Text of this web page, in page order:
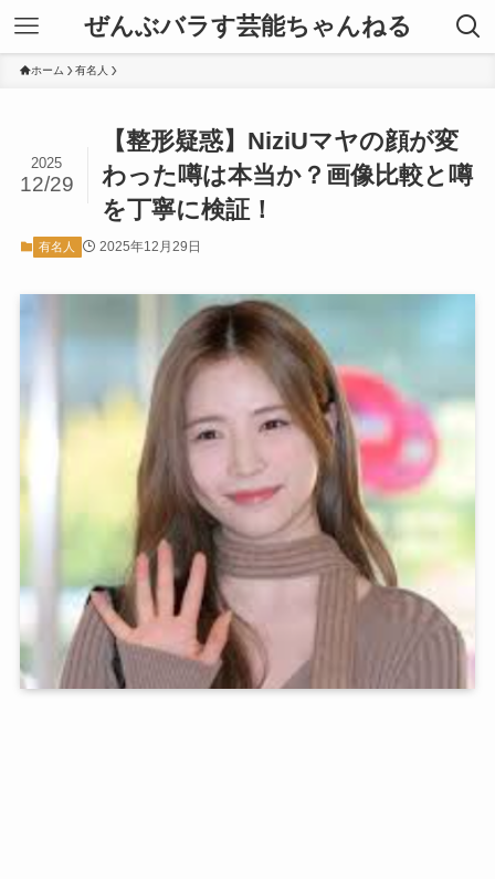
ぜんぶバラす芸能ちゃんねる
ホーム 有名人
【整形疑惑】NiziUマヤの顔が変
わった噂は本当か？画像比較と噂
を丁寧に検証！
2025
12/29
有名人 2025年12月29日